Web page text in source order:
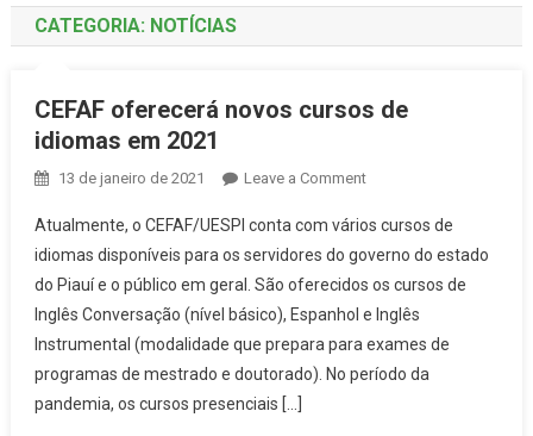
CATEGORIA: NOTÍCIAS
CEFAF oferecerá novos cursos de
idiomas em 2021
13 de janeiro de 2021 Leave a Commenton CEFAF oferecerá
idiomas em 2021
Atualmente, o CEFAF/UESPI conta com vários cursos de
idiomas disponíveis para os servidores do governo do estado
do Piauí e o público em geral. São oferecidos os cursos de
Inglês Conversação (nível básico), Espanhol e Inglês
Instrumental (modalidade que prepara para exames de
programas de mestrado e doutorado). No período da
pandemia, os cursos presenciais […]